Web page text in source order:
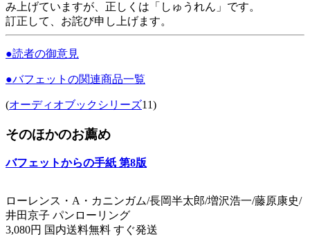
み上げていますが、正しくは「しゅうれん」です。
訂正して、お詫び申し上げます。
●読者の御意見
●バフェットの関連商品一覧
(オーディオブックシリーズ11)
そのほかのお薦め
バフェットからの手紙 第8版
ローレンス・A・カニンガム/長岡半太郎/増沢浩一/藤原康史/
井田京子 パンローリング
3,080円 国内送料無料 すぐ発送